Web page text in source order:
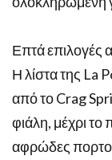
Επτά επιλογές
Η λίστα της La
από το Crag
φιάλη, μέχρι
αφρώδες